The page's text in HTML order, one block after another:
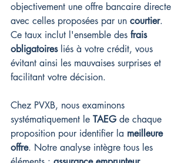
objectivement une offre bancaire directe
avec celles proposées par un courtier.
Ce taux inclut l'ensemble des frais
obligatoires liés à votre crédit, vous
évitant ainsi les mauvaises surprises et
facilitant votre décision.
Chez PVXB, nous examinons
systématiquement le TAEG de chaque
proposition pour identifier la meilleure
offre. Notre analyse intègre tous les